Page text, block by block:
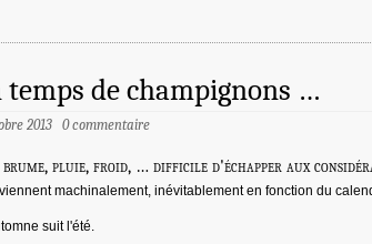
temps de champignons …
2013 0 commentaire
pluie, froid, … difficile d'échapper aux
machinalement, inévitablement en fonction du
suit l'été.